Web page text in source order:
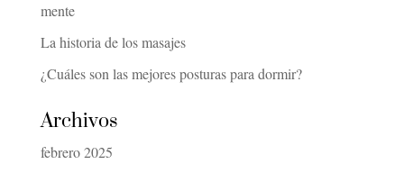
mente
La historia de los masajes
¿Cuáles son las mejores posturas para dormir?
Archivos
febrero 2025